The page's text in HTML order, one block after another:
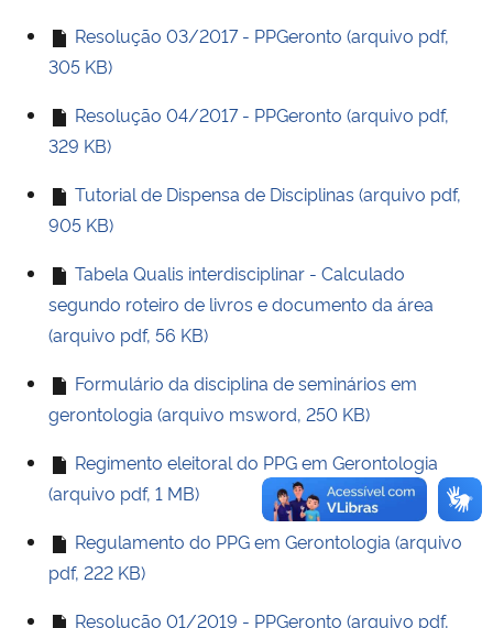
Ministério da Mulher, da Família e dos Direitos Humanos
Secretaria de Governo
Gabinete de Segurança Institucional
Advocacia-Geral da União
Banco Central do Brasil
Planalto
Resolução 03/2017 - PPGeronto (arquivo pdf,
305 KB)
Resolução 04/2017 - PPGeronto (arquivo pdf,
329 KB)
Tutorial de Dispensa de Disciplinas (arquivo pdf,
905 KB)
Tabela Qualis interdisciplinar - Calculado
segundo roteiro de livros e documento da área
(arquivo pdf, 56 KB)
Formulário da disciplina de seminários em
gerontologia (arquivo msword, 250 KB)
Regimento eleitoral do PPG em Gerontologia
(arquivo pdf, 1 MB)
Regulamento do PPG em Gerontologia (arquivo
pdf, 222 KB)
Resolução 01/2019 - PPGeronto (arquivo pdf,